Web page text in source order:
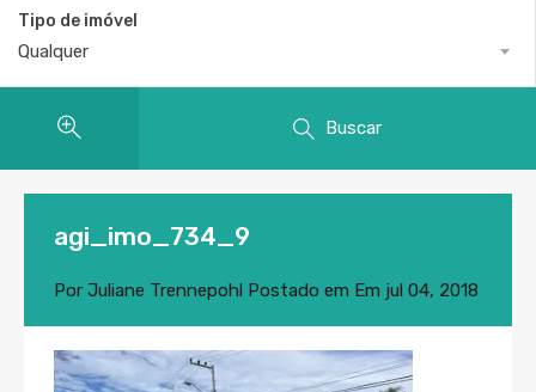
Tipo de imóvel
Qualquer
Buscar
agi_imo_734_9
Por Juliane Trennepohl Postado em Em jul 04, 2018